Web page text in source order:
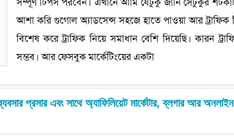
আশা করি গুগোল অ্যাডসেন্স সহজে হাতে পাওয়া আর
বিশেষ করে ট্রাফিক নিয়ে সমাধান বেশি দিয়েছি। কারন
সম্ভব। আর ফেসবুক মার্কেটিংয়ের একটা
প্রসার এবং সাথে অ্যাফিলিয়েট মার্কেটার, ব্লগার আর